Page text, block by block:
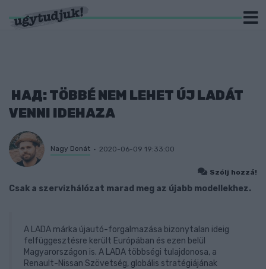
НАД: TÖBBÉ NEM LEHET ÚJ LADÁT
VENNI IDEHAZA
Nagy Donát 2020-06-09 19:33:00
Szólj hozzá!
Csak a szervizhálózat marad meg az újabb modellekhez.
A LADA márka újautó-forgalmazása bizonytalan ideig
felfüggesztésre került Európában és ezen belül
Magyarországon is. A LADA többségi tulajdonosa, a
Renault-Nissan Szövetség, globális stratégiájának